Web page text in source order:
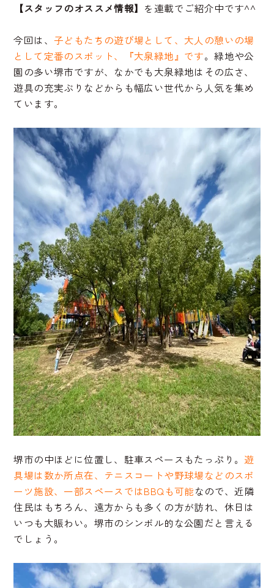
【スタッフのオススメ情報】 を連載でご紹介中です^^
今回は、 子どもたちの遊び場として、大人の憩いの場
として定番のスポット、『大泉緑地』です。緑地や公
園の多い堺市ですが、なかでも大泉緑地はその広さ、
遊具の充実ぶりなどからも幅広い世代から人気を集め
ています。
堺市の中ほどに位置し、駐車スペースもたっぷり。 遊
具場は数か所点在、テニスコートや野球場などのスポ
ーツ施設、一部スペースではBBQも可能なので、近隣
住民はもちろん、遠方からも多くの方が訪れ、休日は
いつも大賑わい。堺市のシンボル的な公園だと言える
でしょう。